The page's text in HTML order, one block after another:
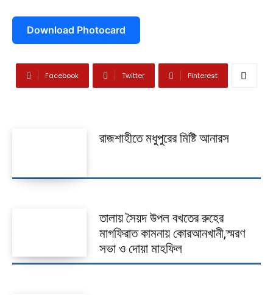
দেবহাটা তালা
শ্যামনগর
Download Photocard
Facebook Twitter Pinterest
রাজশাহীতে মধুপুরের মিষ্টি আনারস
তালায় সৈয়দ উপল বখতের রুহের
মাগফিরাত কামনায় কোরআনখানী,স্মরণ
সভা ও দোয়া মাহফিল